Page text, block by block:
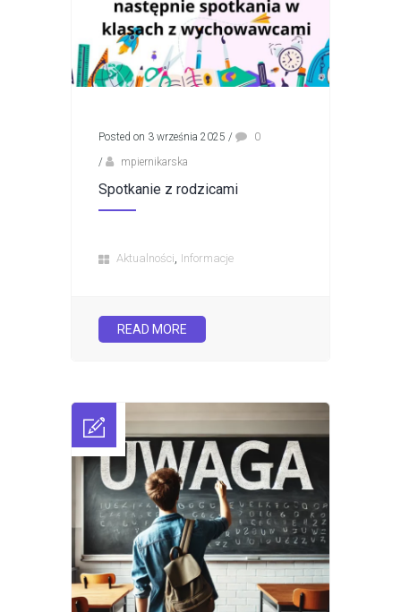
Posted on 3 września 2025 /
0
/
mpiernikarska
Spotkanie z rodzicami
Aktualności Informacje
READ MORE